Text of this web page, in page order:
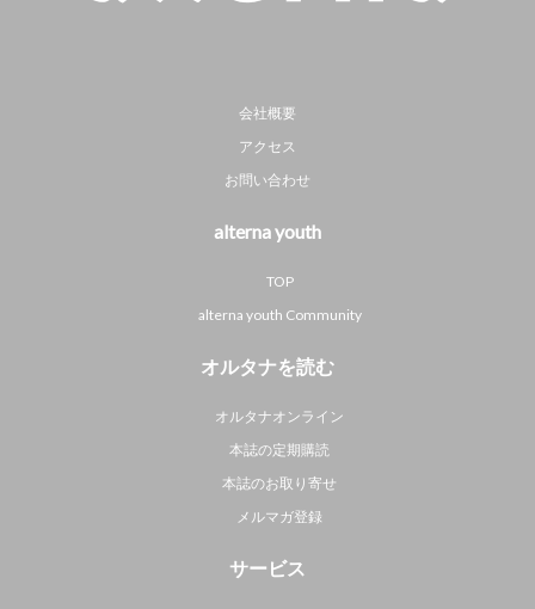
会社概要
アクセス
お問い合わせ
alterna youth
TOP
alterna youth Community
オルタナを読む
オルタナオンライン
本誌の定期購読
本誌のお取り寄せ
メルマガ登録
サービス